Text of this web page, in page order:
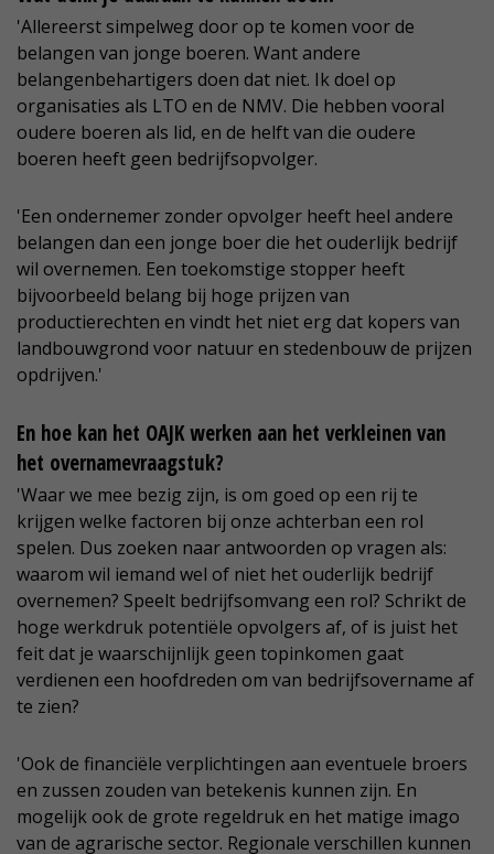
'Allereerst simpelweg door op te komen voor de
belangen van jonge boeren. Want andere
belangenbehartigers doen dat niet. Ik doel op
organisaties als LTO en de NMV. Die hebben vooral
oudere boeren als lid, en de helft van die oudere
boeren heeft geen bedrijfsopvolger.
'Een ondernemer zonder opvolger heeft heel andere
belangen dan een jonge boer die het ouderlijk bedrijf
wil overnemen. Een toekomstige stopper heeft
bijvoorbeeld belang bij hoge prijzen van
productierechten en vindt het niet erg dat kopers van
landbouwgrond voor natuur en stedenbouw de prijzen
opdrijven.'
En hoe kan het OAJK werken aan het verkleinen van
het overnamevraagstuk?
'Waar we mee bezig zijn, is om goed op een rij te
krijgen welke factoren bij onze achterban een rol
spelen. Dus zoeken naar antwoorden op vragen als:
waarom wil iemand wel of niet het ouderlijk bedrijf
overnemen? Speelt bedrijfsomvang een rol? Schrikt de
hoge werkdruk potentiële opvolgers af, of is juist het
feit dat je waarschijnlijk geen topinkomen gaat
verdienen een hoofdreden om van bedrijfsovername af
te zien?
'Ook de financiële verplichtingen aan eventuele broers
en zussen zouden van betekenis kunnen zijn. En
mogelijk ook de grote regeldruk en het matige imago
van de agrarische sector. Regionale verschillen kunnen